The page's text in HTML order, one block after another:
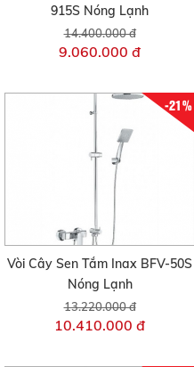
915S Nóng Lạnh
14.400.000 đ
9.060.000 đ
-21%
Vòi Cây Sen Tắm Inax BFV-50S
Nóng Lạnh
13.220.000 đ
10.410.000 đ